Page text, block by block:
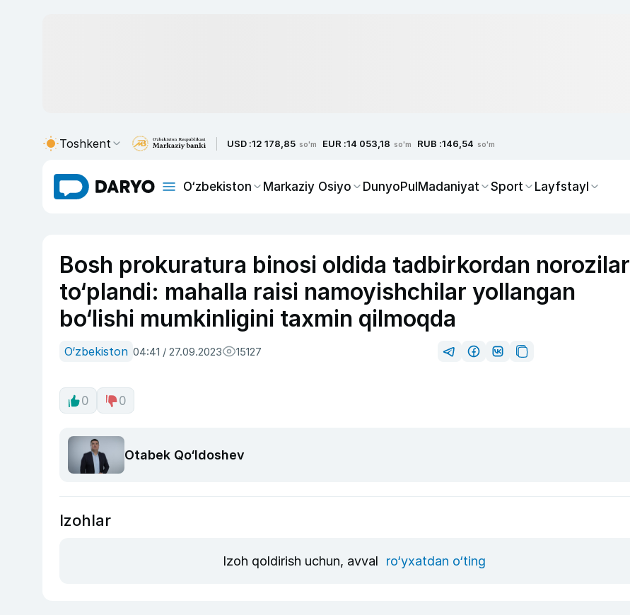
Toshkent USD :12 178,85 so'm EUR :14 053,18 so'm RUB :146,54 so'm
O‘zbekiston Markaziy Osiyo DunyoPulMadaniyat Sport Layfstayl
Bosh prokuratura binosi oldida tadbirkordan norozilar
to‘plandi: mahalla raisi namoyishchilar yollangan
bo‘lishi mumkinligini taxmin qilmoqda
O‘zbekiston 04:41 / 27.09.2023 15127
0 0
Otabek Qo‘ldoshev
Izohlar
Izoh qoldirish uchun, avval ro‘yxatdan o‘ting